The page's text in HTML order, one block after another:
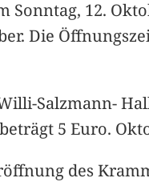
12.
Die
Salzmann-
5 Euro.
des